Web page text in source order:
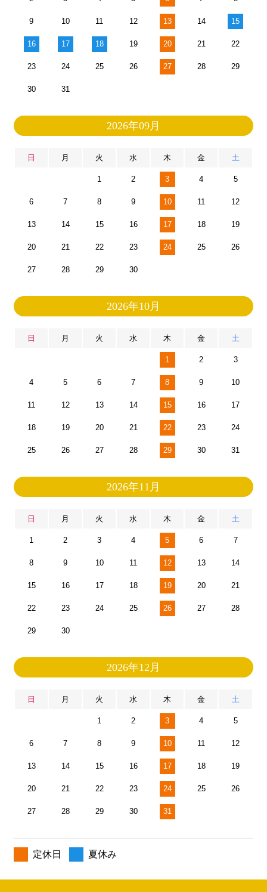
9 10 11 12 13 14 15
16 17 18 19 20 21 22
23 24 25 26 27 28 29
30 31
2026年09月
日 月 火 水 木 金 土
1 2 3 4 5
6 7 8 9 10 11 12
13 14 15 16 17 18 19
20 21 22 23 24 25 26
27 28 29 30
2026年10月
日 月 火 水 木 金 土
1 2 3
4 5 6 7 8 9 10
11 12 13 14 15 16 17
18 19 20 21 22 23 24
25 26 27 28 29 30 31
2026年11月
日 月 火 水 木 金 土
1 2 3 4 5 6 7
8 9 10 11 12 13 14
15 16 17 18 19 20 21
22 23 24 25 26 27 28
29 30
2026年12月
日 月 火 水 木 金 土
1 2 3 4 5
6 7 8 9 10 11 12
13 14 15 16 17 18 19
20 21 22 23 24 25 26
27 28 29 30 31
定休日 夏休み